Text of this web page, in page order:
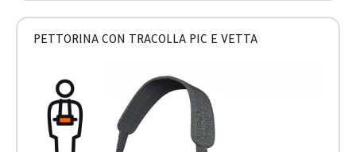
PETTORINA CON TRACOLLA PIC E VETTA